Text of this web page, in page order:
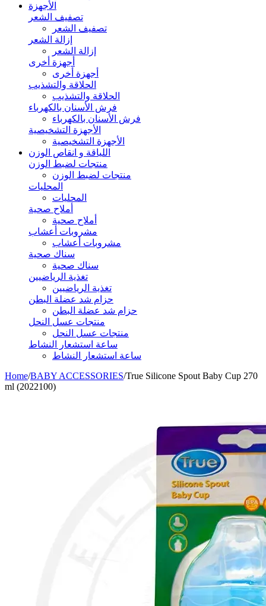
الأجهزة
تصفيف الشعر
تصفيف الشعر
إزالة الشعر
إزالة الشعر
أجهزة أخرى
أجهزة أخرى
الحلاقة والتشذيب
الحلاقة والتشذيب
فرش الأسنان بالكهرباء
فرش الأسنان بالكهرباء
الأجهزة التشخيصية
الأجهزة التشخيصية
اللياقة و انقاص الوزن
منتجات لضبط الوزن
منتجات لضبط الوزن
المحليات
المحليات
أملاح صحية
أملاح صحية
مشروبات أعشاب
مشروبات أعشاب
سناك صحية
سناك صحية
تغذية الرياضيين
تغذية الرياضيين
حزام شد عضلة البطن
حزام شد عضلة البطن
منتجات عسل النحل
منتجات عسل النحل
ساعة استشعار النشاط
ساعة استشعار النشاط
Home/BABY ACCESSORIES/True Silicone Spout Baby Cup 270
ml (2022100)